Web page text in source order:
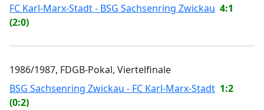
FC Karl-Marx-Stadt - BSG Sachsenring Zwickau 4:1
(2:0)
1986/1987, FDGB-Pokal, Viertelfinale
BSG Sachsenring Zwickau - FC Karl-Marx-Stadt 1:2
(0:2)